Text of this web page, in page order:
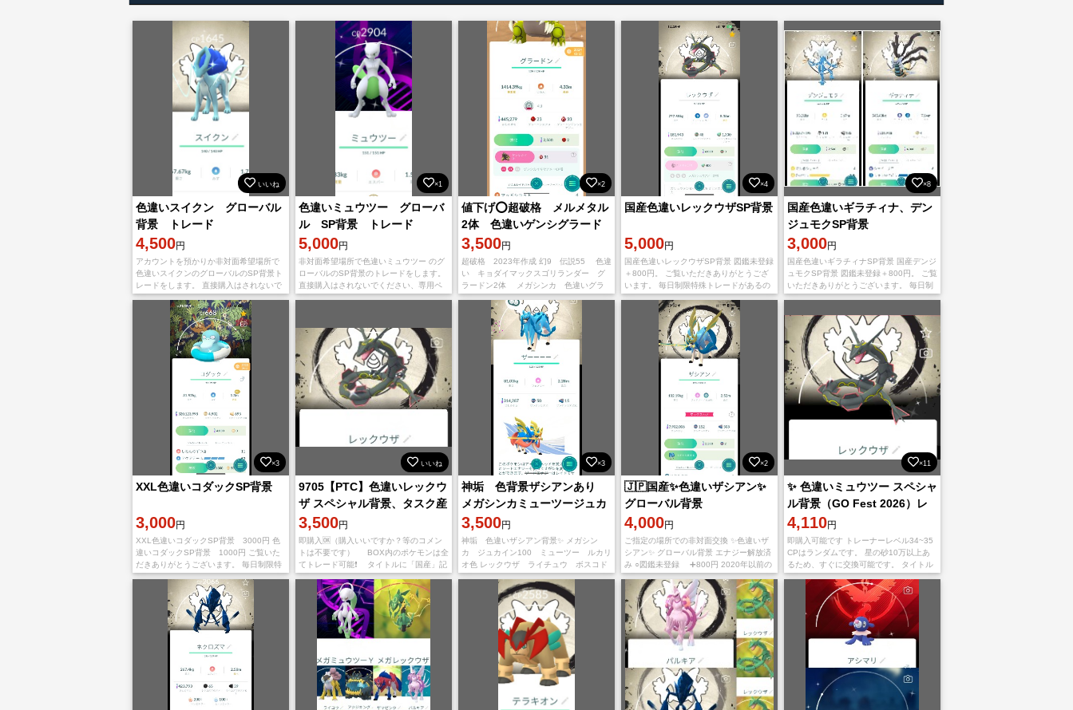
いいね
色違いスイクン グローバル
背景 トレード
4,500円
アカウントを預かりか非対面希望場所で
色違いスイクンのグローバルのSP背景ト
レードをします。 直接購入はされないで
ください、専用ページを作ります。 写真
の個体になります、国産です。1体限りで
す。次回出
×1
色違いミュウツー グローバ
ル SP背景 トレード
5,000円
非対面希望場所で色違いミュウツー のグ
ローバルのSP背景のトレードをします。
直接購入はされないでください、専用ペ
ージを作ります。 写真の個体です、国産
×2
値下げ⭕️超破格 メルメタル
2体 色違いゲンシグラード
ン ミューツーレックウザメ
ガシンカかのう
3,500円
超破格 2023年作成 幻9 伝説55 色違
い キョダイマックスゴリランダー グ
ラードン2体 メガシンカ 色違いグラ
ードン レックウザ ミューツー
×4
国産色違いレックウザSP背景
5,000円
国産色違いレックウザSP背景 図鑑未登録
＋800円。 ご覧いただきありがとうござ
います。 毎日制限特殊トレードがあるの
で、早く連絡してください。 （ギフトを
お送り頂き仲良し度「友達」でのトレー
×8
国産色違いギラチィナ、デン
ジュモクSP背景
3,000円
国産色違いギラチィナSP背景 国産デンジ
ュモクSP背景 図鑑未登録＋800円。 ご覧
いただきありがとうございます。 毎日制
限特殊トレードがあるので、早く連絡し
×3
XXL色違いコダックSP背景
3,000円
XXL色違いコダックSP背景 3000円 色
違いコダックSP背景 1000円 ご覧いた
だきありがとうございます。 毎日制限特
殊トレードがあるので、早く連絡してく
ださい。 （ギフトをお送り頂き仲良
いいね
9705【PTC】色違いレックウ
ザ スペシャル背景、タスク産
レックウザ いんせき1
3,500円
即購入🆗（購入いいですか？等のコメン
トは不要です） BOX内のポケモンは全
てトレード可能❗️ タイトルに「国産」記
載がないものは海外産になります。
【所持ポケモン】 色違いレックウ
×3
神垢 色背景ザシアンあり
メガシンカミューツージュカ
イン100レックウザルカリオ
3,500円
神垢 色違いザシアン背景✨️ メガシン
カ ジュカイン100 ミューツー ルカリ
オ色 レックウザ ライチュウ ボスコド
ラ 伝説背景多数 伝説大量
×2
🇯🇵国産✨色違いザシアン✨
グローバル背景
4,000円
ご指定の場所での非対面交換 ✨色違いザ
シアン✨ グローバル背景 エナジー解放済
み ○図鑑未登録 ➕️800円 2020年以前の
ため確定キラ交換+500円 ご購入希望の方
×11
✨ 色違いミュウツー スペシャ
ル背景（GO Fest 2026）レ
ックウザ✨PTCアカウント
4,110円
即購入可能です トレーナーレベル34~35
CPはランダムです。 星の砂10万以上あ
るため、すぐに交換可能です。 タイトル
に「国産」記載がないものは海外産にな
ります。 垢種: PTCアカウント